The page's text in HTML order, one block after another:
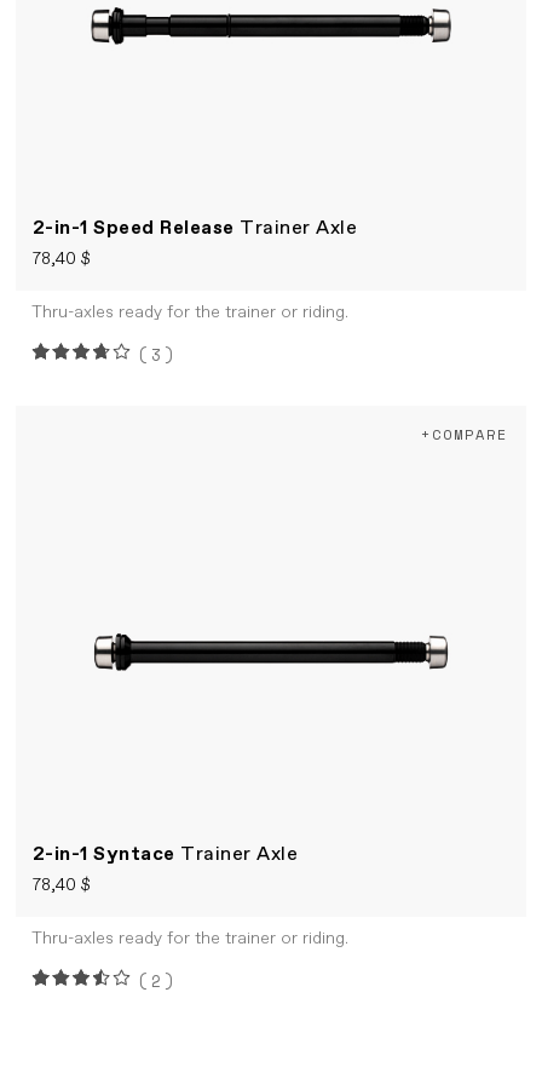
2-in-1 Speed Release Trainer Axle
78,40 $
Thru-axles ready for the trainer or riding.
(3)
2-in-1 Syntace Trainer Axle
78,40 $
+COMPARE
Thru-axles ready for the trainer or riding.
(2)